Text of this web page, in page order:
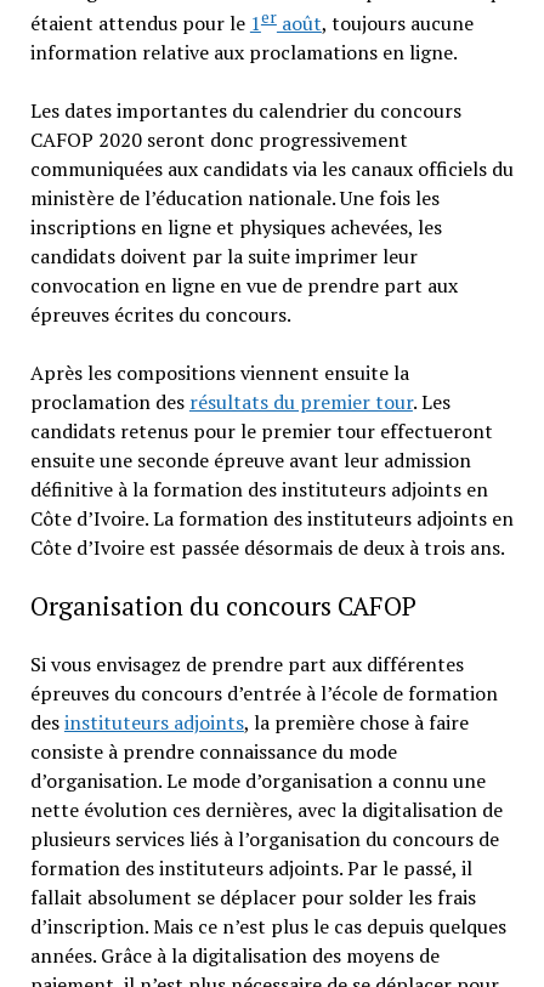
étaient attendus pour le 1eraoût, toujours aucune
information relative aux proclamations en ligne.
Les dates importantes du calendrier du concours
CAFOP 2020 seront donc progressivement
communiquées aux candidats via les canaux officiels du
ministère de l’éducation nationale. Une fois les
inscriptions en ligne et physiques achevées, les
candidats doivent par la suite imprimer leur
convocation en ligne en vue de prendre part aux
épreuves écrites du concours.
Après les compositions viennent ensuite la
proclamation des résultats du premier tour. Les
candidats retenus pour le premier tour effectueront
ensuite une seconde épreuve avant leur admission
définitive à la formation des instituteurs adjoints en
Côte d’Ivoire. La formation des instituteurs adjoints en
Côte d’Ivoire est passée désormais de deux à trois ans.
Organisation du concours CAFOP
Si vous envisagez de prendre part aux différentes
épreuves du concours d’entrée à l’école de formation
desinstituteurs adjoints, la première chose à faire
consiste à prendre connaissance du mode
d’organisation. Le mode d’organisation a connu une
nette évolution ces dernières, avec la digitalisation de
plusieurs services liés à l’organisation du concours de
formation des instituteurs adjoints. Par le passé, il
fallait absolument se déplacer pour solder les frais
d’inscription. Mais ce n’est plus le cas depuis quelques
années. Grâce à la digitalisation des moyens de